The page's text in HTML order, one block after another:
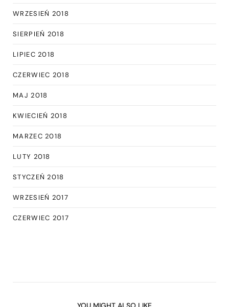
WRZESIEŃ 2018
SIERPIEŃ 2018
LIPIEC 2018
CZERWIEC 2018
MAJ 2018
KWIECIEŃ 2018
MARZEC 2018
LUTY 2018
STYCZEŃ 2018
WRZESIEŃ 2017
CZERWIEC 2017